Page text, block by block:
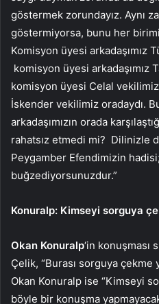
göstermek zorundayız. Aynı
göstermiyorsa, bunu her
Komisyon üyesi arkadaşımız
komisyon üyesi arkadaşımız
komisyon üyesi Celal
İskender vekilimiz oradaydı.
arkadaşımızın orada
rahatsız etmedi mi? Dilinizle
Peygamber Efendimizin
buğzediyorsunuzdur.”
Konuralp: Kimseyi sorguya
Okan Konuralp‘in konuşması
Çelik, “Burası sorguya
Okan Konuralp ise “Kimseyi
böyle bir konuşma